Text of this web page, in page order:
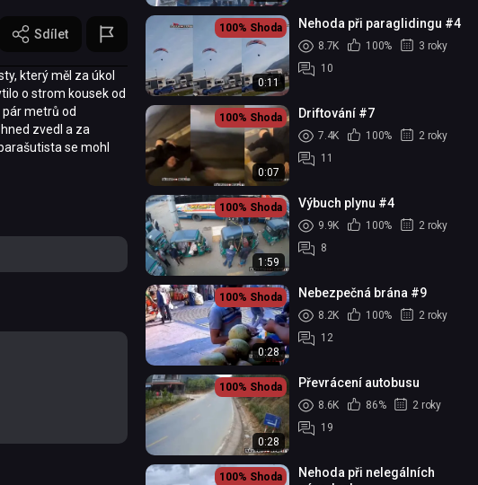
Sdílet
který měl za úkol
o strom kousek od
metrů od
zvedl a za
se mohl
100% Shoda
0:11
Nehoda při paraglidingu #4
8.7K 100%
3 roky
10
100% Shoda
0:07
Driftování #7
7.4K 100%
2 roky
11
100% Shoda
1:59
Výbuch plynu #4
9.9K 100%
2 roky
8
100% Shoda
0:28
Nebezpečná brána #9
8.2K 100%
2 roky
12
100% Shoda
0:28
Převrácení autobusu
8.6K 86%
2 roky
19
100% Shoda
Nehoda při nelegálních